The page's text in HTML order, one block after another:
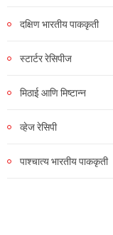
दक्षिण भारतीय पाककृती
स्टार्टर रेसिपीज
मिठाई आणि मिष्टान्न
व्हेज रेसिपी
पाश्चात्य भारतीय पाककृती